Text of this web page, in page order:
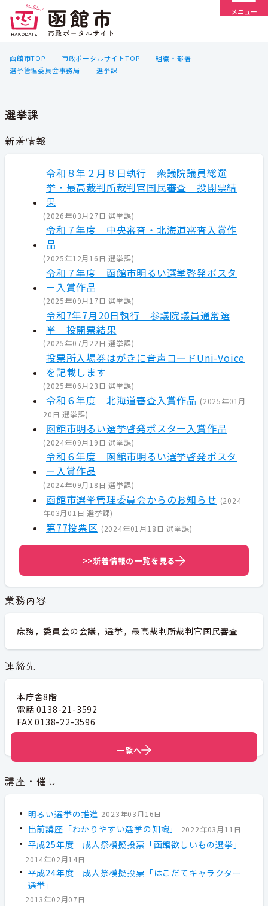
メニュー
函館市TOP 市政ポータルサイトTOP
組織・部署
選挙管理委員会事務局
選挙課
選挙課
新着情報
令和８年２月８日執行 衆議院議員総選
挙・最高裁判所裁判官国民審査 投開票結
果
(2026年03月27日 選挙課)
令和７年度 中央審査・北海道審査入賞作
品
(2025年12月16日 選挙課)
令和７年度 函館市明るい選挙啓発ポスタ
ー入賞作品
(2025年09月17日 選挙課)
令和7年7月20日執行 参議院議員通常選
挙 投開票結果
(2025年07月22日 選挙課)
投票所入場券はがきに音声コードUni-Voice
を記載します
(2025年06月23日 選挙課)
令和６年度 北海道審査入賞作品 (2025年01月
20日 選挙課)
函館市明るい選挙啓発ポスター入賞作品
(2024年09月19日 選挙課)
令和６年度 函館市明るい選挙啓発ポスタ
ー入賞作品
(2024年09月18日 選挙課)
函館市選挙管理委員会からのお知らせ (2024
年03月01日 選挙課)
第77投票区 (2024年01月18日 選挙課)
>>新着情報の一覧を見る
業務内容
庶務，委員会の会議，選挙，最高裁判所裁判官国民審査
連絡先
本庁舎8階
電話 0138-21-3592
FAX 0138-22-3596
メールアドレス senkyo@city.hakodate.hokkaido.jp
一覧へ
一覧へ
講座・催し
明るい選挙の推進 2023年03月16日
出前講座「わかりやすい選挙の知識」 2022年03月11日
平成25年度 成人祭模擬投票「函館欲しいもの選挙」
2014年02月14日
平成24年度 成人祭模擬投票「はこだてキャラクター
選挙」
2013年02月07日